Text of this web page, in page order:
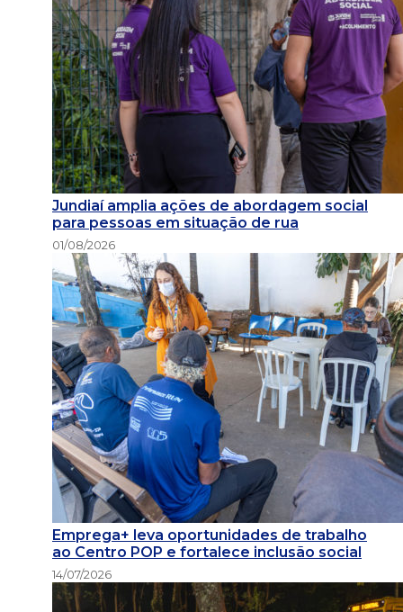
Jundiaí amplia ações de abordagem social
para pessoas em situação de rua
01/08/2026
Emprega+ leva oportunidades de trabalho
ao Centro POP e fortalece inclusão social
14/07/2026